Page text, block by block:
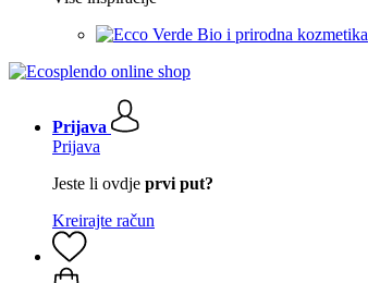
Bio i prirodna kozmetika
Prijava
Prijava
Jeste li ovdje prvi put?
Kreirajte račun